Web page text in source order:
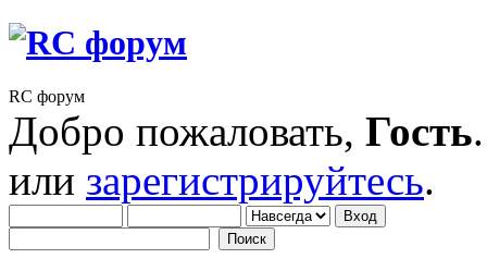
RC форум
Добро пожаловать, Гость
или зарегистрируйтесь.